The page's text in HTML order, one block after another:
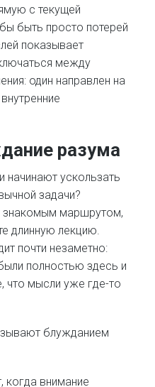
с текущей
быть просто потерей
показывает
между
один направлен на
разума
начинают ускользать
задачи?
знакомым маршрутом,
длинную лекцию.
почти незаметно:
полностью здесь и
что мысли уже где-то
блужданием
когда внимание